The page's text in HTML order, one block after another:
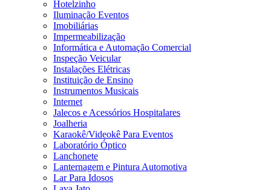
Hotelzinho
Iluminação Eventos
Imobiliárias
Impermeabilização
Informática e Automação Comercial
Inspeção Veicular
Instalações Elétricas
Instituição de Ensino
Instrumentos Musicais
Internet
Jalecos e Acessórios Hospitalares
Joalheria
Karaokê/Videokê Para Eventos
Laboratório Óptico
Lanchonete
Lanternagem e Pintura Automotiva
Lar Para Idosos